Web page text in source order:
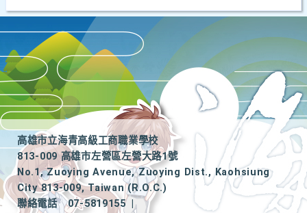
高雄市立海青高級工商職業學校
813-009 高雄市左營區左營大路1號
No.1, Zuoying Avenue, Zuoying Dist., Kaohsiung
City 813-009, Taiwan (R.O.C.)
聯絡電話
07-5819155
|